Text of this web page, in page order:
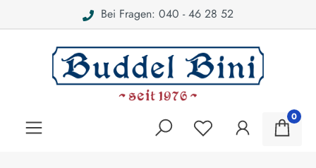
Bei Fragen: 040 - 46 28 52
0